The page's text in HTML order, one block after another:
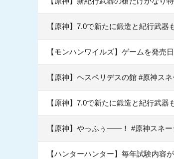
【原神】7.0で新たに鍛造と紀行武器
【モンハンワイルズ】ゲームを発売
【原神】ヘスペリデスの館 #原神ス
【原神】7.0で新たに鍛造と紀行武器
【原神】やっふぅ——！ #原神スネ
【ハンターハンター】毎年試験内容